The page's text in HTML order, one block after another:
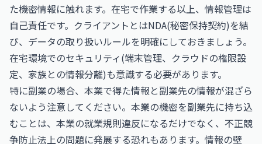
た機密情報に触れます。在宅で作業する以上、情報管理は
自己責任です。クライアントとはNDA(秘密保持契約)を結
び、データの取り扱いルールを明確にしておきましょう。
在宅環境でのセキュリティ(端末管理、クラウドの権限設
定、家族との情報分離)も意識する必要があります。
特に副業の場合、本業で得た情報と副業先の情報が混ざら
ないよう注意してください。本業の機密を副業先に持ち込
むことは、本業の就業規則違反になるだけでなく、不正競
争防止法上の問題に発展する恐れもあります。情報の壁